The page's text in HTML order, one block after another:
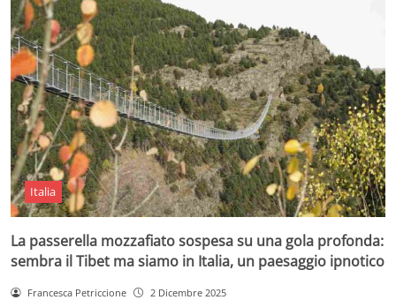
Italia
La passerella mozzafiato sospesa su una gola profonda:
sembra il Tibet ma siamo in Italia, un paesaggio ipnotico
Francesca Petriccione 2 Dicembre 2025